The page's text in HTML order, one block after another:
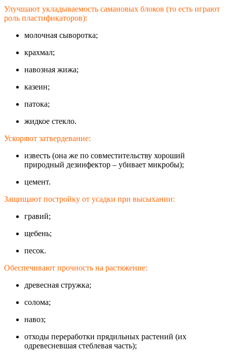
Улучшают укладываемость самановых блоков (то есть играют
роль пластификаторов):
молочная сыворотка;
крахмал;
навозная жижа;
казеин;
патока;
жидкое стекло.
Ускоряют затвердевание:
известь (она же по совместительству хороший
природный дезинфектор – убивает микробы);
цемент.
Защищают постройку от усадки при высыхании:
гравий;
щебень;
песок.
Обеспечивают прочность на растяжение:
древесная стружка;
солома;
навоз;
отходы переработки прядильных растений (их
одревесневшая стеблевая часть);